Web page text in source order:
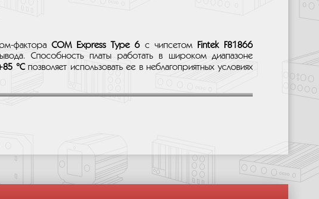
фактора COM Express Type 6с чипсетом
Fintek F81866
Способность платы работать в широком диапазоне
°Cпозволяет использовать ее в неблагоприятных условиях